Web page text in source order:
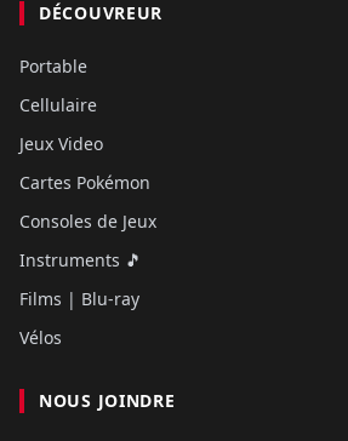
DÉCOUVREUR
Portable
Cellulaire
Jeux Video
Cartes Pokémon
Consoles de Jeux
Instruments 🎵
Films | Blu-ray
Vélos
NOUS JOINDRE